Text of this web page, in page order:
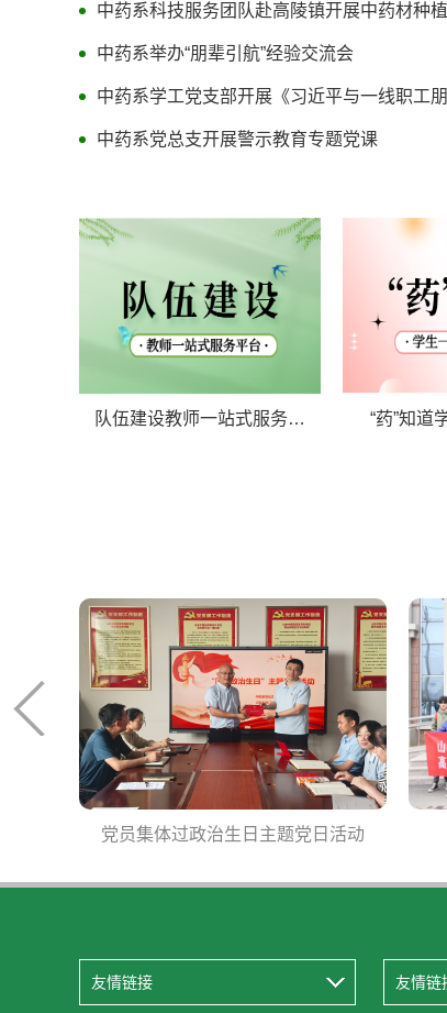
中药系科技服务团队赴高陵镇开展中药材种
中药系举办“朋辈引航”经验交流会
中药系学工党支部开展《习近平与一线职工
中药系党总支开展警示教育专题党课
队伍建设教师一站式服务… “药”知道
主题党日活动 中药学专业现代学徒制试点1
友情链接 友情链